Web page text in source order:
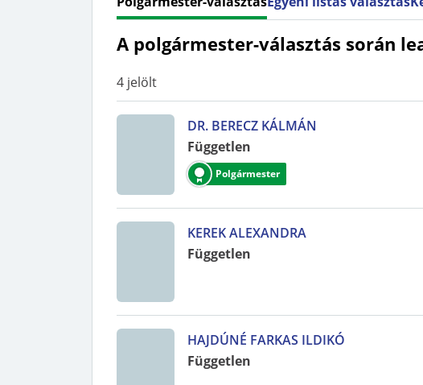
A polgármester-választás során
4 jelölt
DR. BERECZ KÁLMÁN
Független
Polgármester
KEREK ALEXANDRA
Független
HAJDÚNÉ FARKAS ILDIKÓ
Független